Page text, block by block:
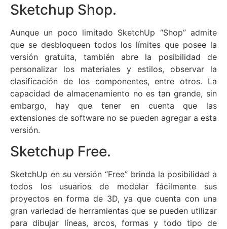
Sketchup Shop.
Aunque un poco limitado SketchUp “Shop” admite
que se desbloqueen todos los límites que posee la
versión gratuita, también abre la posibilidad de
personalizar los materiales y estilos, observar la
clasificación de los componentes, entre otros. La
capacidad de almacenamiento no es tan grande, sin
embargo, hay que tener en cuenta que las
extensiones de software no se pueden agregar a esta
versión.
Sketchup Free.
SketchUp en su versión “Free” brinda la posibilidad a
todos los usuarios de modelar fácilmente sus
proyectos en forma de 3D, ya que cuenta con una
gran variedad de herramientas que se pueden utilizar
para dibujar líneas, arcos, formas y todo tipo de